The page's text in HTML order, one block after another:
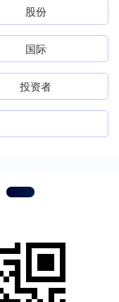
股份
国际
投资者